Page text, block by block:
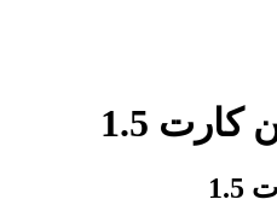
1.5